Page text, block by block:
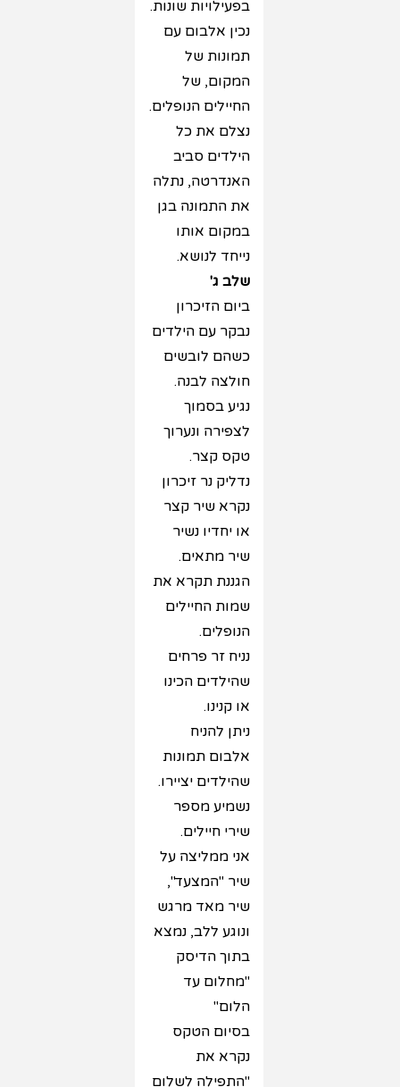
בפעילויות שונות.
נכין אלבום עם
תמונות של
המקום, של
החיילים הנופלים.
נצלם את כל
הילדים סביב
האנדרטה, נתלה
את התמונה בגן
במקום אותו
נייחד לנושא.
שלב ג'
ביום הזיכרון
נבקר עם הילדים
כשהם לובשים
חולצה לבנה.
נגיע בסמוך
לצפירה ונערוך
טקס קצר.
נדליק נר זיכרון
נקרא שיר קצר
או יחדיו נשיר
שיר מתאים.
הגננת תקרא את
שמות החיילים
הנופלים.
נניח זר פרחים
שהילדים הכינו
או קנינו.
ניתן להניח
אלבום תמונות
שהילדים יציירו.
נשמיע מספר
שירי חיילים.
אני ממליצה על
שיר "המצעד",
שיר מאד מרגש
ונוגע ללב, נמצא
בתוך הדיסק
"מחלום עד
הלום"
בסיום הטקס
נקרא את
"התפילה לשלום